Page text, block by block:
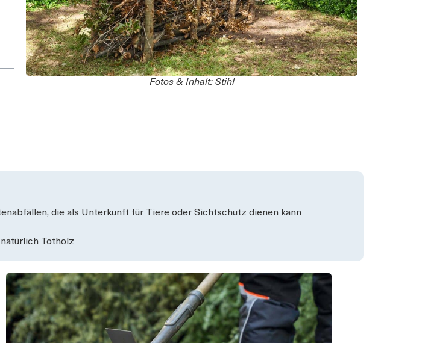
Fotos & Inhalt: Stihl
die als Unterkunft für Tiere oder Sichtschutz dienen kann
Totholz